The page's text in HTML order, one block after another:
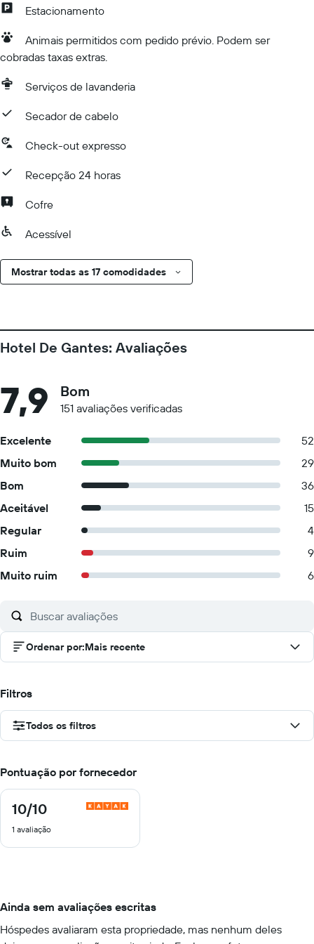
Estacionamento
Animais permitidos com pedido prévio. Podem ser
cobradas taxas extras.
Serviços de lavanderia
Secador de cabelo
Check-out expresso
Recepção 24 horas
Cofre
Acessível
Mostrar todas as 17 comodidades
Hotel De Gantes: Avaliações
7,9 Bom
151 avaliações verificadas
Excelente
52
Muito bom
29
Bom
36
Aceitável
15
Regular
4
Ruim
9
Muito ruim
6
Ordenar por:Mais recente
Filtros
Todos os filtros
Pontuação por fornecedor
10/10
10
10
1 avaliação
Ainda sem avaliações escritas
Hóspedes avaliaram esta propriedade, mas nenhum deles